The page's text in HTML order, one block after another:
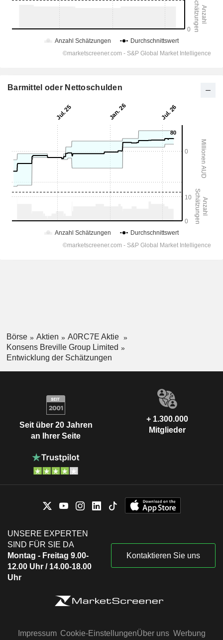
Barmittel oder Nettoschulden
Börse Aktien
A0RC7E Aktie
Konsens Breville Group Limited
Entwicklung der Schätzungen
Seit über 20 Jahren
an Ihrer Seite
+ 1.300.000
Mitglieder
UNSERE EXPERTEN
SIND FÜR SIE DA
Montag - Freitag 9.00-
12.00 Uhr / 14.00-18.00
Uhr
Kontaktieren Sie uns
Impressum Cookie-EinstellungenÜber uns Werbung